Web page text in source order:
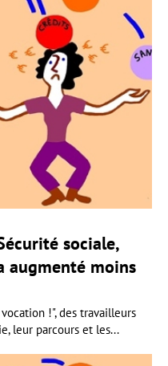
sociale,
augmenté moins
!", des travailleurs
leur parcours et les...